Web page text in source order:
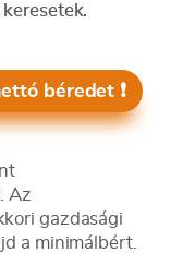
béredet ❗️
. Az
gazdasági
a minimálbért.